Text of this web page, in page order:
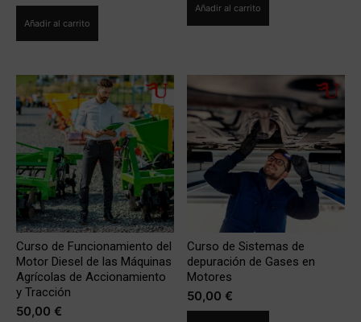
Añadir al carrito
Añadir al carrito
Curso de Funcionamiento del
Motor Diesel de las Máquinas
Agrícolas de Accionamiento
y Tracción
50,00 €
Curso de Sistemas de
depuración de Gases en
Motores
50,00€